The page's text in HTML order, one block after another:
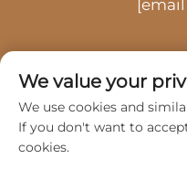
We value your
We use cookies and
If you don't want to
cookies.